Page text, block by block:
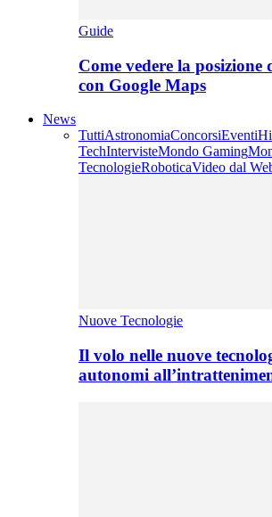
Guide
Come vedere la posizione
con Google Maps
News
TuttiAstronomiaConcorsiEventi
TechIntervisteMondo Gaming
TecnologieRoboticaVideo dal
Nuove Tecnologie
Il volo nelle nuove
autonomi